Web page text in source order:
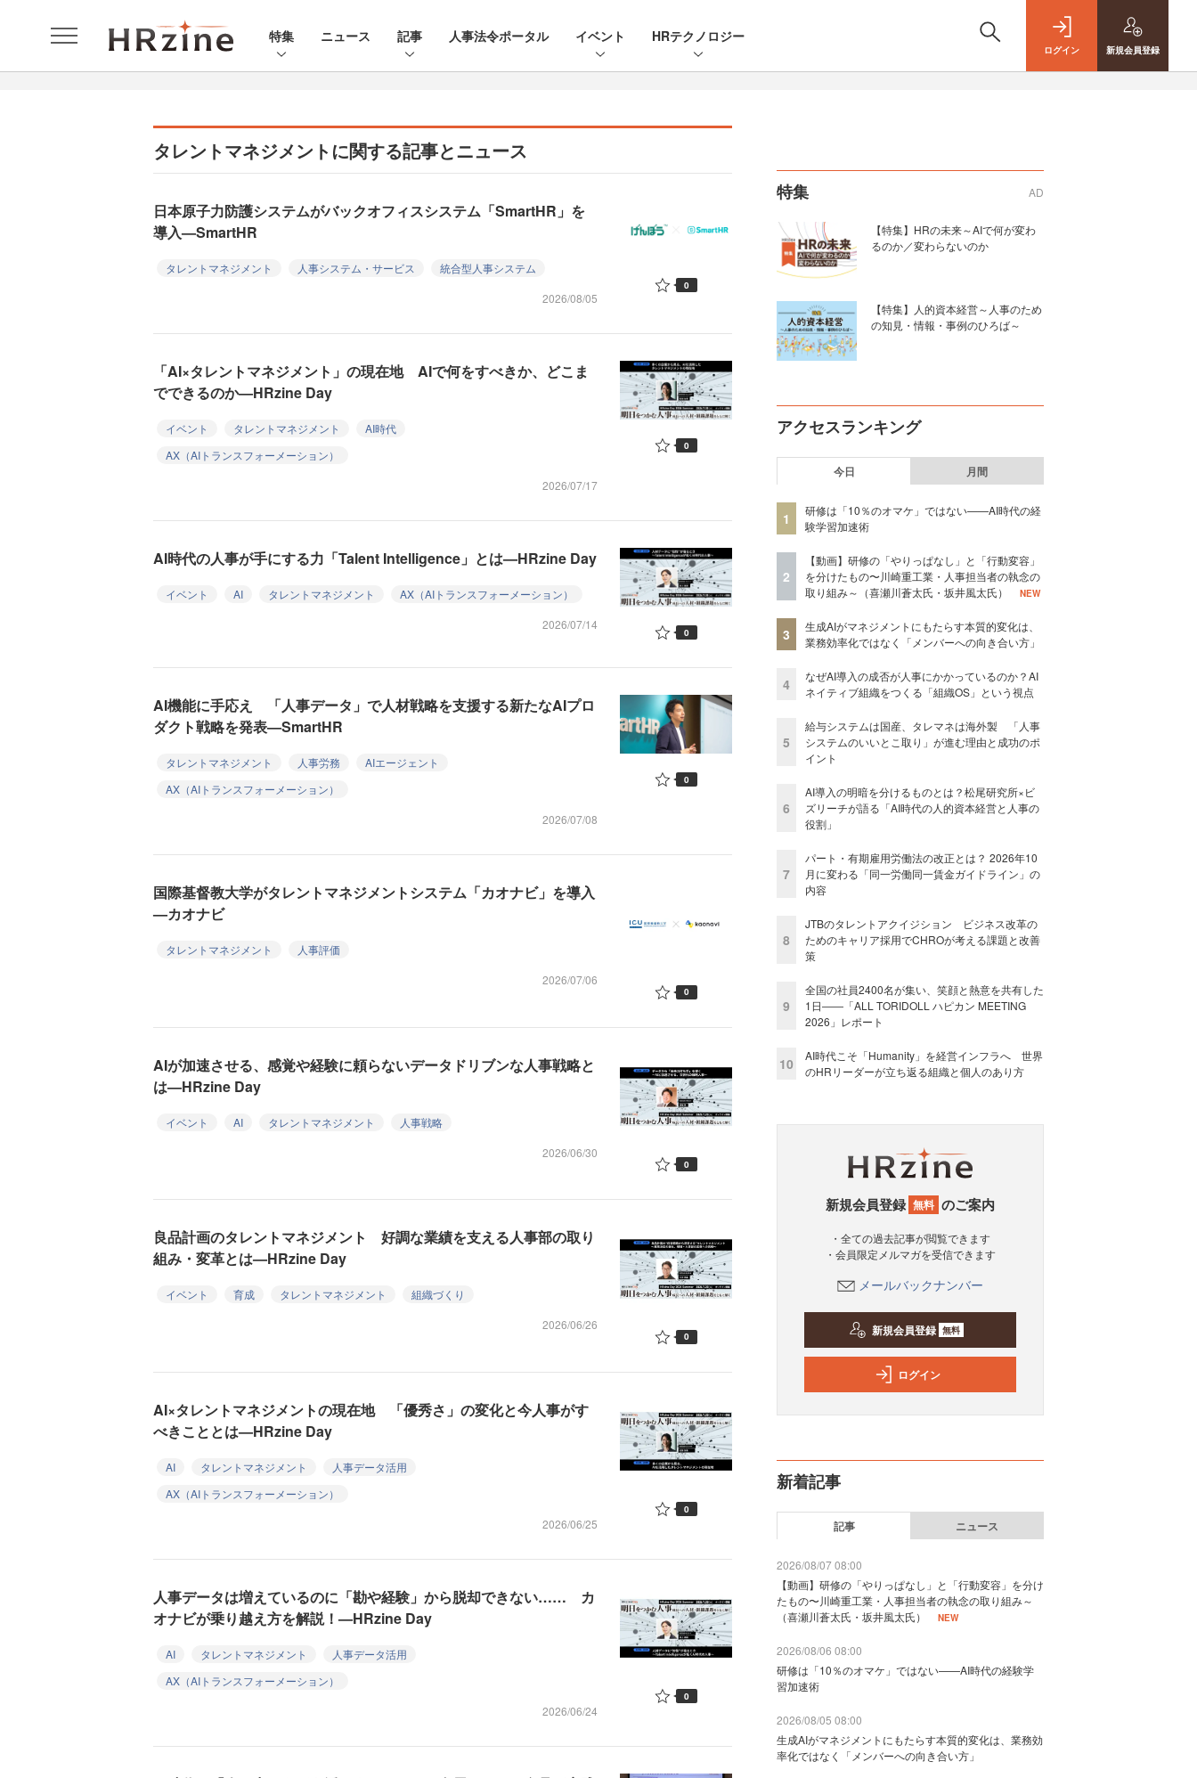
特集 ニュース 記事 人事法令ポータル イベント HRテクノロジー
ログイン 新規会員登録
タレントマネジメントに関する記事とニュース
日本原子力防護システムがバックオフィスシステム「SmartHR」を
導入—SmartHR
タレントマネジメント 人事システム・サービス
統合型人事システム
2026/08/05
0
「AI×タレントマネジメント」の現在地 AIで何をすべきか、どこま
でできるのか—HRzine Day
イベント タレントマネジメント
AI時代
AX（AIトランスフォーメーション）
2026/07/17
0
AI時代の人事が手にする力「Talent Intelligence」とは—HRzine Day
イベント AI タレントマネジメント
AX（AIトランスフォーメーション）
2026/07/14
0
AI機能に手応え 「人事データ」で人材戦略を支援する新たなAIプロ
ダクト戦略を発表—SmartHR
タレントマネジメント 人事労務
AIエージェント
AX（AIトランスフォーメーション）
2026/07/08
0
国際基督教大学がタレントマネジメントシステム「カオナビ」を導入
—カオナビ
タレントマネジメント
人事評価
2026/07/06
0
AIが加速させる、感覚や経験に頼らないデータドリブンな人事戦略と
は—HRzine Day
イベント AI タレントマネジメント
人事戦略
2026/06/30
0
良品計画のタレントマネジメント 好調な業績を支える人事部の取り
組み・変革とは—HRzine Day
イベント 育成 タレントマネジメント
組織づくり
2026/06/26
0
AI×タレントマネジメントの現在地 「優秀さ」の変化と今人事がす
べきこととは—HRzine Day
AI タレントマネジメント
人事データ活用
AX（AIトランスフォーメーション）
2026/06/25
0
人事データは増えているのに「勘や経験」から脱却できない…… カ
オナビが乗り越え方を解説！—HRzine Day
AI タレントマネジメント
人事データ活用
AX（AIトランスフォーメーション）
2026/06/24
0
特集 AD
【特集】HRの未来～AIで何が変わ
るのか／変わらないのか
【特集】人的資本経営～人事のため
の知見・情報・事例のひろば～
アクセスランキング
今日 月間
1
研修は「10％のオマケ」ではない——AI時代の経
験学習加速術
2
【動画】研修の「やりっぱなし」と「行動変容」
を分けたもの〜川崎重工業・人事担当者の執念の
取り組み～（喜瀬川蒼太氏・坂井風太氏）
NEW
3
生成AIがマネジメントにもたらす本質的変化は、
業務効率化ではなく「メンバーへの向き合い方」
4
なぜAI導入の成否が人事にかかっているのか？AI
ネイティブ組織をつくる「組織OS」という視点
5
給与システムは国産、タレマネは海外製 「人事
システムのいいとこ取り」が進む理由と成功のポ
イント
6
AI導入の明暗を分けるものとは？松尾研究所×ビ
ズリーチが語る「AI時代の人的資本経営と人事の
役割」
7
パート・有期雇用労働法の改正とは？ 2026年10
月に変わる「同一労働同一賃金ガイドライン」の
内容
8
JTBのタレントアクイジション ビジネス改革の
ためのキャリア採用でCHROが考える課題と改善
策
9
全国の社員2400名が集い、笑顔と熱意を共有した
1日――「ALL TORIDOLL ハピカン MEETING
2026」レポート
10
AI時代こそ「Humanity」を経営インフラへ 世界
のHRリーダーが立ち返る組織と個人のあり方
新規会員登録 無料 のご案内
・全ての過去記事が閲覧できます
・会員限定メルマガを受信できます
メールバックナンバー
新規会員登録 無料
ログイン
新着記事
記事 ニュース
2026/08/07 08:00
【動画】研修の「やりっぱなし」と「行動変容」を分け
たもの〜川崎重工業・人事担当者の執念の取り組み～
（喜瀬川蒼太氏・坂井風太氏）
NEW
2026/08/06 08:00
研修は「10％のオマケ」ではない——AI時代の経験学
習加速術
2026/08/05 08:00
生成AIがマネジメントにもたらす本質的変化は、業務効
率化ではなく「メンバーへの向き合い方」